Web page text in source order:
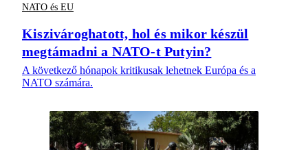
NATO és EU
Kiszivároghatott, hol és mikor készül
megtámadni a NATO-t Putyin?
A következő hónapok kritikusak lehetnek Európa és a
NATO számára.